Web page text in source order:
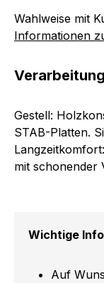
Wahlweise mit
Informationen
Gestell:
STAB-Platten.
mit schonender
Wichtige
Auf